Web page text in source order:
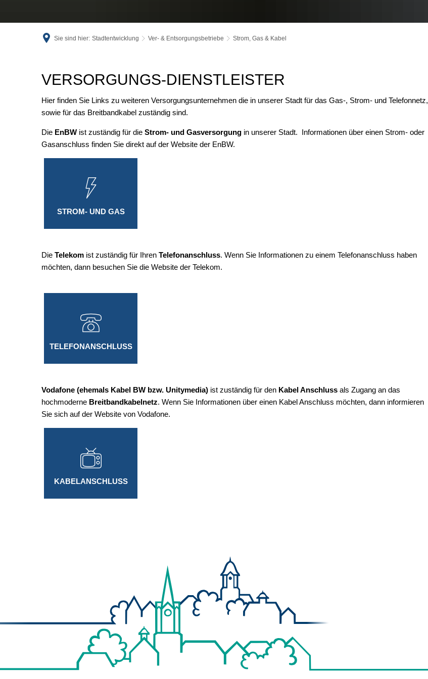
Sie sind hier: Stadtentwicklung Ver- & Entsorgungsbetriebe Strom, Gas & Kabel
Strom,VERSORGUNGS-DIENSTLEISTER
Hier finden Sie Links zu weiteren Versorgungsunternehmen die in unserer Stadt für das Gas-, Strom- und Telefonnetz,
sowie für das Breitbandkabel zuständig sind.
Die EnBW ist zuständig für die Strom- und Gasversorgung in unserer Stadt. Informationen über einen Strom- oder
Gasanschluss finden Sie direkt auf der Website der EnBW.
STROM- UND GAS
Die Telekom ist zuständig für Ihren Telefonanschluss. Wenn Sie Informationen zu einem Telefonanschluss haben
möchten, dann besuchen Sie die Website der Telekom.
TELEFONANSCHLUSS
Vodafone (ehemals Kabel BW bzw. Unitymedia) ist zuständig für den Kabel Anschluss als Zugang an das
hochmoderne Breitbandkabelnetz. Wenn Sie Informationen über einen Kabel Anschluss möchten, dann informieren
Sie sich auf der Website von Vodafone.
KABELANSCHLUSS